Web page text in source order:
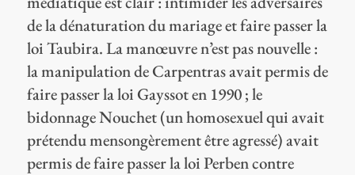
de la dénaturation du mariage et faire passer la
loi Taubira. La manœuvre n’est pas nouvelle :
la manipulation de Carpentras avait permis de
faire passer la loi Gayssot en 1990 ; le
bidonnage Nouchet (un homosexuel qui avait
prétendu mensongèrement être agressé) avait
permis de faire passer la loi Perben contre